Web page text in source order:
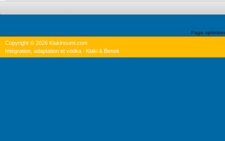
Page
Copyright © 2026 Klakinoumi.com
Intégration, adaptation et vodka : Klaki & Benoit